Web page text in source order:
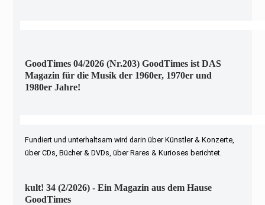
GoodTimes 04/2026 (Nr.203) GoodTimes ist DAS
Magazin für die Musik der 1960er, 1970er und
1980er Jahre!
Fundiert und unterhaltsam wird darin über Künstler & Konzerte,
über CDs, Bücher & DVDs, über Rares & Kurioses berichtet.
kult! 34 (2/2026) - Ein Magazin aus dem Hause
GoodTimes